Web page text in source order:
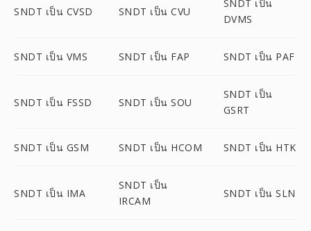
SNDT เป็น CVSD SNDT เป็น CVU
SNDT เป็น
DVMS
SNDT เป็น VMS SNDT เป็น FAP SNDT เป็น PAF
SNDT เป็น FSSD SNDT เป็น SOU
SNDT เป็น
GSRT
SNDT เป็น GSM SNDT เป็น HCOM SNDT เป็น HTK
SNDT เป็น IMA
SNDT เป็น
IRCAM
SNDT เป็น SLN